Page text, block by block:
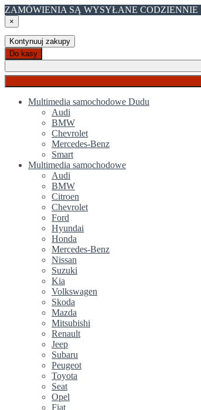
ZAMÓWIENIA SĄ WYSYŁANE CODZIENNIE
×
Kontynuuj zakupy
Do kasy
Multimedia samochodowe Dudu
Audi
BMW
Chevrolet
Mercedes-Benz
Smart
Multimedia samochodowe
Audi
BMW
Citroen
Chevrolet
Ford
Hyundai
Honda
Mercedes-Benz
Nissan
Suzuki
Kia
Volkswagen
Skoda
Mazda
Mitsubishi
Renault
Jeep
Subaru
Peugeot
Toyota
Seat
Opel
Fiat